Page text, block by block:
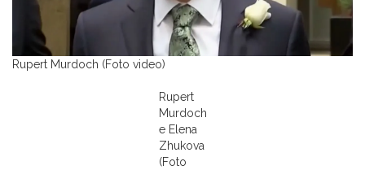
Rupert Murdoch (Foto video)
Rupert
Murdoch
e Elena
Zhukova
(Foto